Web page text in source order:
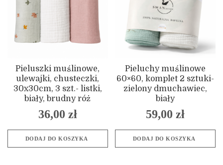
Pieluszki muślinowe,
ulewajki, chusteczki,
30x30cm, 3 szt.- listki,
biały, brudny róż
36,00 zł
DODAJ DO KOSZYKA
Pieluchy muślinowe
60×60, komplet 2 sztuki-
zielony dmuchawiec,
biały
59,00zł
DODAJ DO KOSZYKA